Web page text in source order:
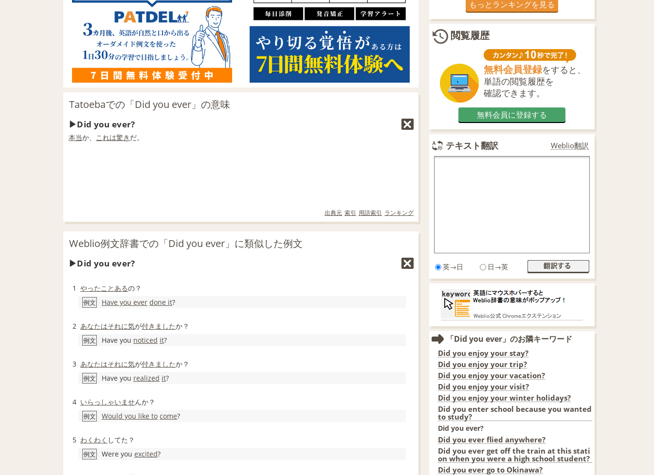
Tatoebaでの「Did you ever」の意味
Did you ever?
本当か、 これは驚き だ。
出典元 索引 用語索引 ランキング
Weblio例文辞書での「Did you ever」に類似した例文
Did you ever?
1 やったことあるの？
例文 Have you ever done it?
2 あなたはそれに気が付き ましたか？
例文 Have you noticed it?
3 あなたはそれに気が付き ましたか？
例文 Have you realized it?
4 いらっしゃいませんか？
例文 Would you like to come?
5 わくわく してた？
例文 Were you excited?
もっとランキングを見る
閲覧履歴
無料会員登録をすると、
単語の閲覧履歴を
確認できます。
無料会員に登録する
テキスト翻訳 Weblio翻訳
英→日 日→英
「Did you ever」のお隣キーワード
Did you enjoy your stay?
Did you enjoy your trip?
Did you enjoy your vacation?
Did you enjoy your visit?
Did you enjoy your winter holidays?
Did you enter school because you wanted
to study?
Did you ever?
Did you ever flied anywhere?
Did you ever get off the train at this stati
on when you were a high school student?
Did you ever go to Okinawa?